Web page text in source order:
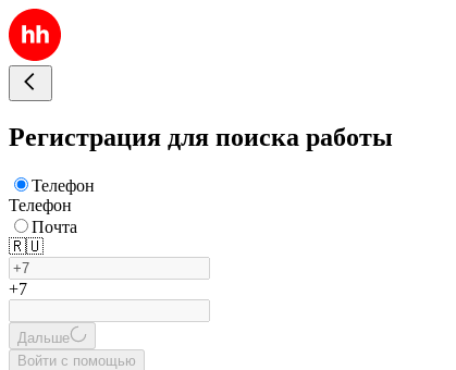
Регистрация для поиска работы
Телефон
Телефон
Почта
🇷🇺
+7
Дальше
Войти с помощью